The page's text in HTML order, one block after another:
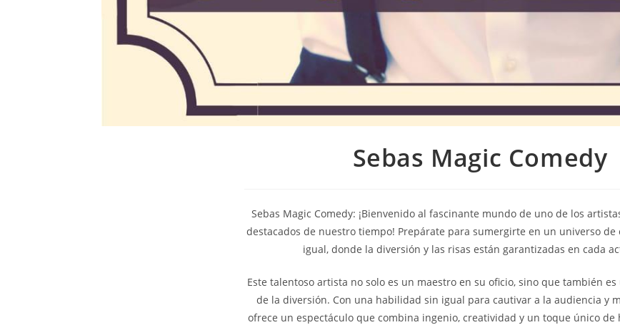
Sebas Magic Comedy
Sebas Magic Comedy: ¡Bienvenido al fascinante mundo de uno de los
destacados de nuestro tiempo! Prepárate para sumergirte en un universo
igual, donde la diversión y las risas están garantizadas en cada
Este talentoso artista no solo es un maestro en su oficio, sino que también
de la diversión. Con una habilidad sin igual para cautivar a la audiencia y
ofrece un espectáculo que combina ingenio, creatividad y un toque único de